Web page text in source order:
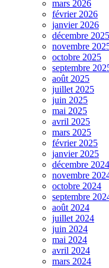
mars 2026
février 2026
janvier 2026
décembre 2025
novembre
octobre 2025
septembre
août 2025
juillet 2025
juin 2025
mai 2025
avril 2025
mars 2025
février 2025
janvier 2025
décembre 2024
novembre
octobre 2024
septembre
août 2024
juillet 2024
juin 2024
mai 2024
avril 2024
mars 2024